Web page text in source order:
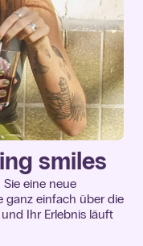
smiles
eine neue
ganz einfach über die
Ihr Erlebnis läuft